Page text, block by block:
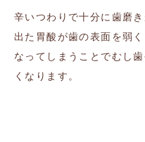
辛いつわりで十分に歯磨
出た胃酸が歯の表面を弱
なってしまうことでむし
くなります。